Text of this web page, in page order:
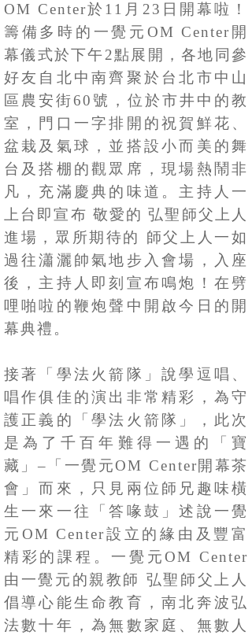
OM Center於11月23日開幕啦！
籌備多時的一覺元OM Center開
幕儀式於下午2點展開，各地同參
好友自北中南齊聚於台北市中山
區農安街60號，位於市井中的教
室，門口一字排開的祝賀鮮花、
盆栽及氣球，並搭設小而美的舞
台及搭棚的觀眾席，現場熱鬧非
凡，充滿慶典的味道。主持人一
上台即宣布 敬愛的 弘聖師父上人
進場，眾所期待的 師父上人一如
過往瀟灑帥氣地步入會場，入座
後，主持人即刻宣布鳴炮！在劈
哩啪啦的鞭炮聲中開啟今日的開
幕典禮。
接著「學法火箭隊」說學逗唱、
唱作俱佳的演出非常精彩，為守
護正義的「學法火箭隊」，此次
是為了千百年難得一遇的「寶
藏」 –「一覺元OM Center開幕茶
會」而來，只見兩位師兄趣味橫
生一來一往「答喙鼓」述說一覺
元OM Center設立的緣由及豐富
精彩的課程。一覺元OM Center
由一覺元的親教師 弘聖師父上人
倡導心能生命教育，南北奔波弘
法數十年，為無數家庭、無數人